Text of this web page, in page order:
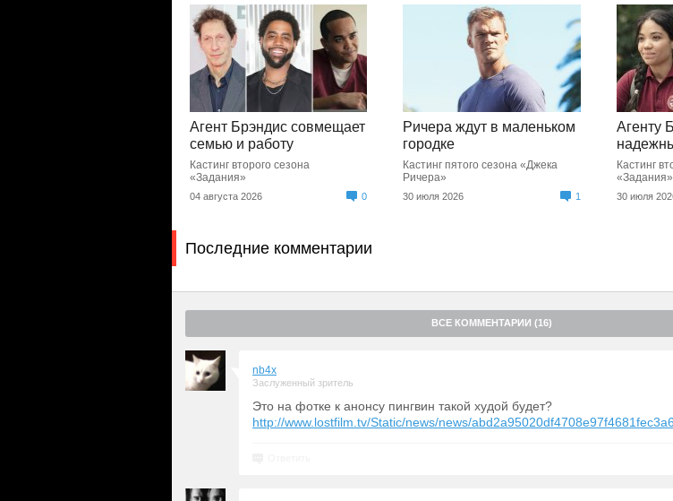
Агент Брэндис совмещает
семью и работу
Кастинг второго сезона
«Задания»
04 августа 2026 0
Ричера ждут в маленьком
городке
Кастинг пятого сезона «Джека
Ричера»
30 июля 2026 1
Агенту
Кастинг
«Задания»
30 июля
Последние комментарии
ВСЕ КОММЕНТАРИИ (16)
nb4x
Заслуженный зритель
Это на фотке к анонсу пингвин такой худой будет?
http://www.lostfilm.tv/Static/news/news/